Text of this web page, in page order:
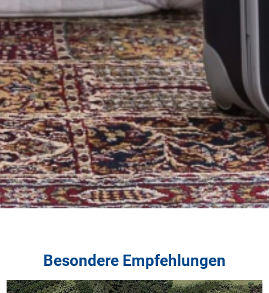
Besondere Empfehlungen